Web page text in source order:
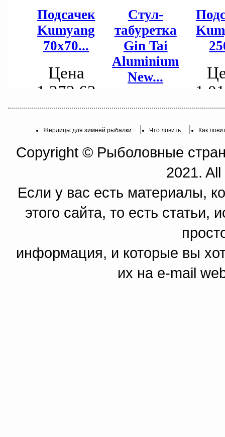
Жерлицы для зимней рыбалки Что ловить Как
Copyright © Рыболовные
2021.
Если у вас есть материалы,
этого сайта, то есть
информация, и которые вы
их на e-mail